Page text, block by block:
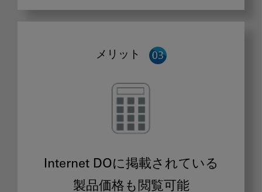
メリット
Internet DOに掲載されている
製品価格も閲覧可能